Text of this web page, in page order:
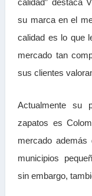
calidad” destaca
su marca en el
calidad es lo que
mercado tan
sus clientes
Actualmente su
zapatos es
mercado
municipios
sin embargo,